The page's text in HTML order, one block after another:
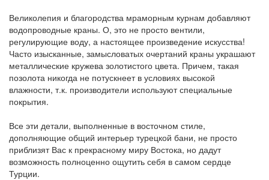
Великолепия и благородства мраморным курнам добавляют
водопроводные краны. О, это не просто вентили,
регулирующие воду, а настоящее произведение искусства!
Часто изысканные, замысловатых очертаний краны украшают
металлические кружева золотистого цвета. Причем, такая
позолота никогда не потускнеет в условиях высокой
влажности, т.к. производители используют специальные
покрытия.
Все эти детали, выполненные в восточном стиле,
дополняющие общий интерьер турецкой бани, не просто
приблизят Вас к прекрасному миру Востока, но дадут
возможность полноценно ощутить себя в самом сердце
Турции.